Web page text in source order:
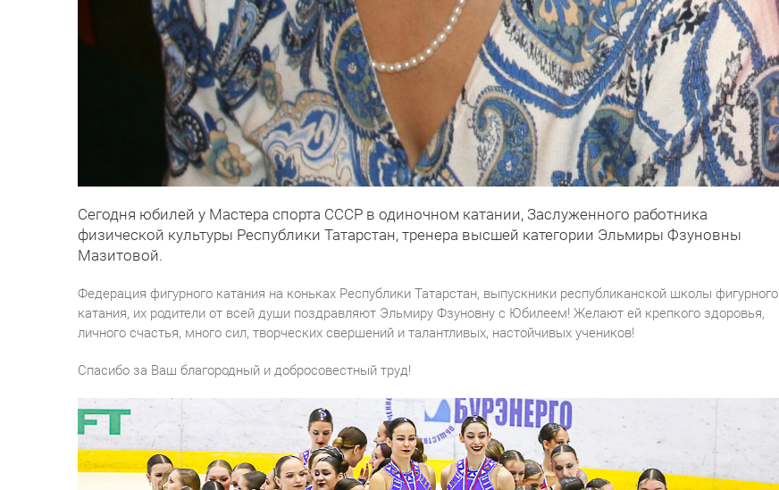
Сегодня юбилей у Мастера спорта СССР в одиночном катании, Заслуженного работника
физической культуры Республики Татарстан, тренера высшей категории Эльмиры Фзуновны
Мазитовой.
Федерация фигурного катания на коньках Республики Татарстан, выпускники республиканской школы фигурного
катания, их родители от всей души поздравляют Эльмиру Фзуновну с Юбилеем! Желают ей крепкого здоровья,
личного счастья, много сил, творческих свершений и талантливых, настойчивых учеников!
Спасибо за Ваш благородный и добросовестный труд!